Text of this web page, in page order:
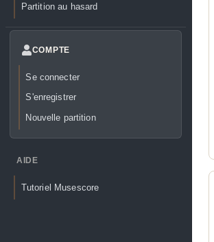
Partition au hasard
COMPTE
Se connecter
S'enregistrer
Nouvelle partition
AIDE
Tutoriel Musescore